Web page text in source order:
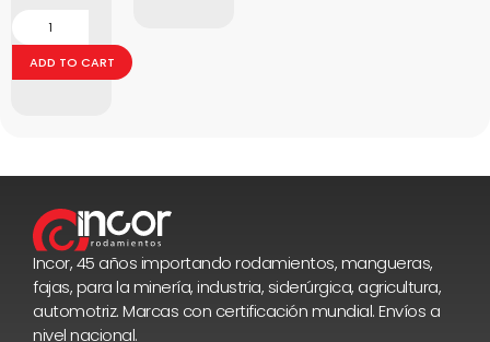
ADD TO CART
Incor, 45 años importando rodamientos, mangueras,
fajas, para la minería, industria, siderúrgica, agricultura,
automotriz. Marcas con certificación mundial. Envíos a
nivel nacional.